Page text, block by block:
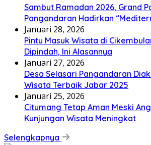
Sambut Ramadan 2026, Grand
Pangandaran Hadirkan
Januari 28, 2026
Pintu Masuk Wisata di
Dipindah, Ini Alasannya
Januari 27, 2026
Desa Selasari Pangandaran
Wisata Terbaik Jabar 2025
Januari 25, 2026
Citumang Tetap Aman Meski
Kunjungan Wisata Meningkat
Selengkapnya